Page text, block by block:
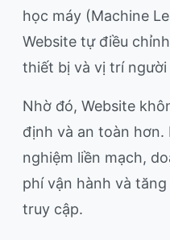
học máy (Machine
Website tự điều
thiết bị và vị trí người
Nhờ đó, Website
định và an toàn
nghiệm liền mạch,
phí vận hành và
truy cập.